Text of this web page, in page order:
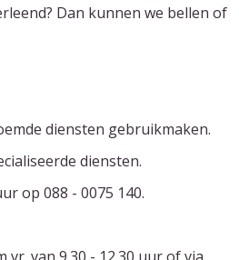
Dan kunnen we bellen of
diensten gebruikmaken.
diensten.
op 088 - 0075 140.
vr. van 9.30 - 12.30 uur of via